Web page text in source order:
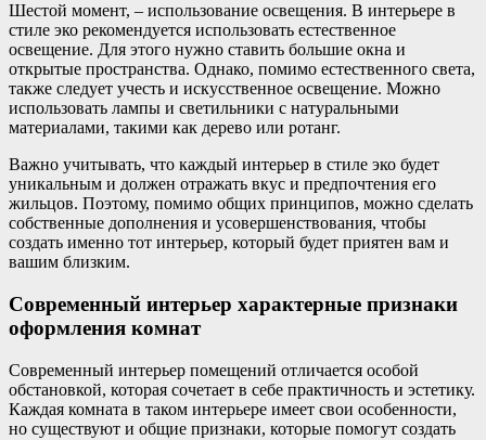
Шестой момент, – использование освещения. В интерьере в
стиле эко рекомендуется использовать естественное
освещение. Для этого нужно ставить большие окна и
открытые пространства. Однако, помимо естественного света,
также следует учесть и искусственное освещение. Можно
использовать лампы и светильники с натуральными
материалами, такими как дерево или ротанг.
Важно учитывать, что каждый интерьер в стиле эко будет
уникальным и должен отражать вкус и предпочтения его
жильцов. Поэтому, помимо общих принципов, можно сделать
собственные дополнения и усовершенствования, чтобы
создать именно тот интерьер, который будет приятен вам и
вашим близким.
Современный интерьер характерные признаки
оформления комнат
Современный интерьер помещений отличается особой
обстановкой, которая сочетает в себе практичность и эстетику.
Каждая комната в таком интерьере имеет свои особенности,
но существуют и общие признаки, которые помогут создать